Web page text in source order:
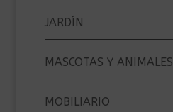
JARDÍN
MASCOTAS Y ANIMALES
MOBILIARIO